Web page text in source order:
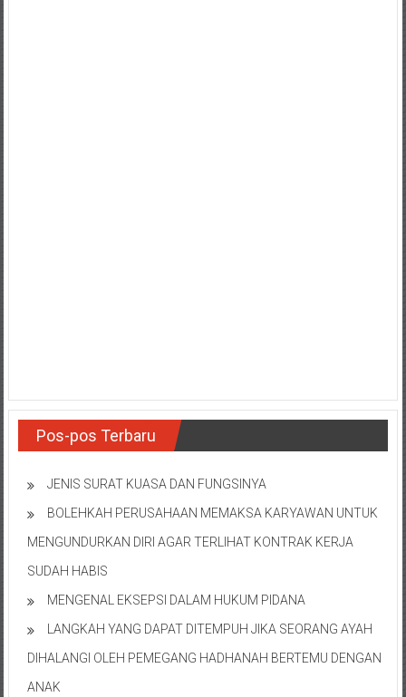
Kalimantan
Timur/
Kalimantan
Samarinda/Jawa
Barat/
Terdekat
Pos-pos Terbaru
JENIS SURAT KUASA DAN FUNGSINYA
BOLEHKAH PERUSAHAAN MEMAKSA KARYAWAN UNTUK
MENGUNDURKAN DIRI AGAR TERLIHAT KONTRAK KERJA
SUDAH HABIS
MENGENAL EKSEPSI DALAM HUKUM PIDANA
LANGKAH YANG DAPAT DITEMPUH JIKA SEORANG AYAH
DIHALANGI OLEH PEMEGANG HADHANAH BERTEMU DENGAN
ANAK